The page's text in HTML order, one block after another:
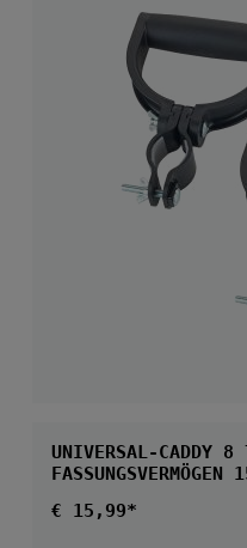
UNIVERSAL-CADDY 8
Regulärer Preis:
€ 15,99*